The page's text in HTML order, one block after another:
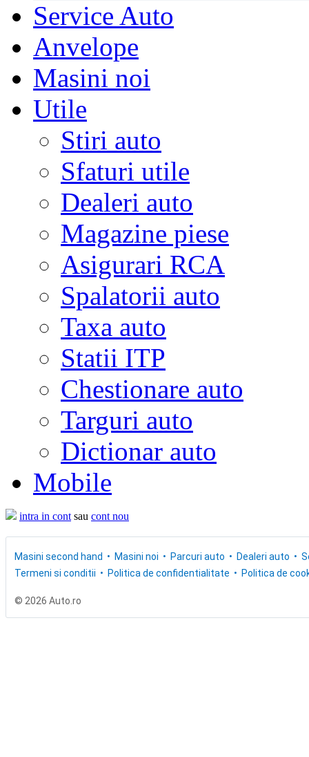
Service Auto
Anvelope
Masini noi
Utile
Stiri auto
Sfaturi utile
Dealeri auto
Magazine piese
Asigurari RCA
Spalatorii auto
Taxa auto
Statii ITP
Chestionare auto
Targuri auto
Dictionar auto
Mobile
intra in cont sau cont nou
Masini second hand Masini noi Parcuri auto Dealeri auto
Termeni si conditii
Politica de confidentialitate Politica de
© 2026 Auto.ro